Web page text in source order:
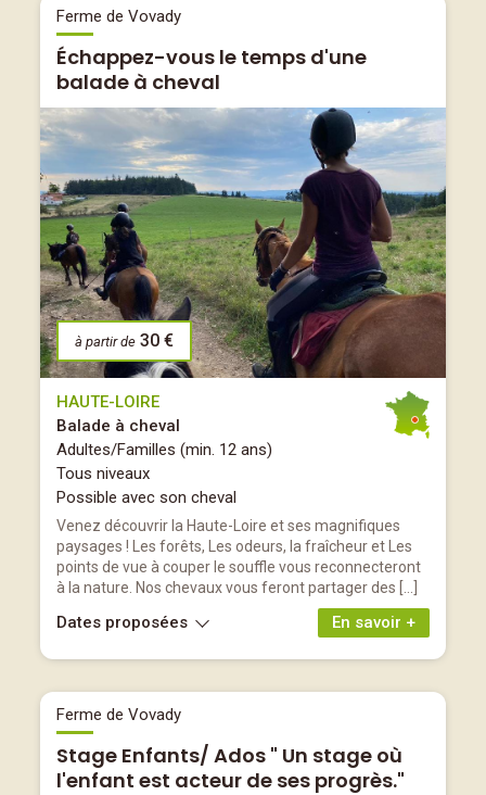
Ferme de Vovady
Échappez-vous le temps d'une
balade à cheval
à partir de 30 €
HAUTE-LOIRE
Balade à cheval
Adultes/Familles (min. 12 ans)
Tous niveaux
Possible avec son cheval
Venez découvrir la Haute-Loire et ses magnifiques
paysages ! Les forêts, Les odeurs, la fraîcheur et Les
points de vue à couper le souffle vous reconnecteront
à la nature. Nos chevaux vous feront partager des […]
En savoir +
Dates proposées
Ferme de Vovady
Stage Enfants/ Ados " Un stage où
l'enfant est acteur de ses progrès."